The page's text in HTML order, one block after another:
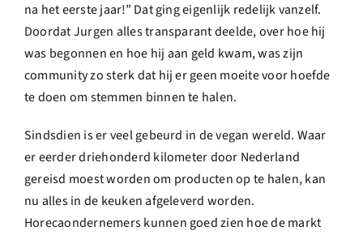
na het eerste jaar!” Dat ging eigenlijk redelijk vanzelf.
Doordat Jurgen alles transparant deelde, over hoe hij
was begonnen en hoe hij aan geld kwam, was zijn
community zo sterk dat hij er geen moeite voor hoefde
te doen om stemmen binnen te halen.
Sindsdien is er veel gebeurd in de vegan wereld. Waar
er eerder driehonderd kilometer door Nederland
gereisd moest worden om producten op te halen, kan
nu alles in de keuken afgeleverd worden.
Horecaondernemers kunnen goed zien hoe de markt